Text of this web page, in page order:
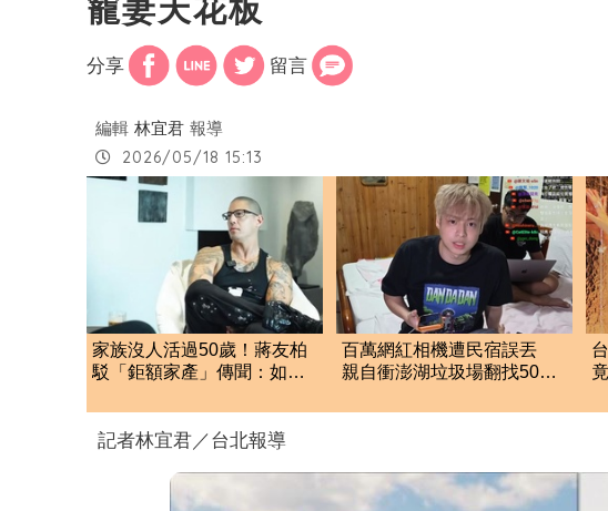
寵妻天花板
分享 留言
編輯 林宜君 報導
2026/05/18 15:13
家族沒人活過50歲！蔣友柏
駁「鉅額家產」傳聞：如果
百萬網紅相機遭民宿誤丟
親自衝澎湖垃圾場翻找50噸
記者林宜君／台北報導